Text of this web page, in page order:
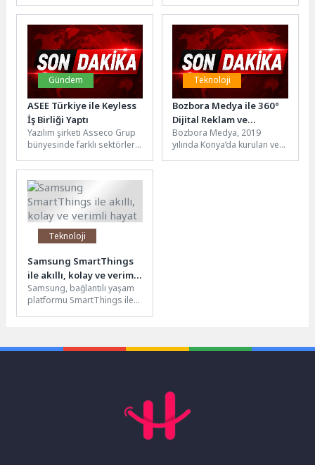
Başkanı Prof. Dr. Tayfun
Uzbay...
süre önce Ege Hazır...
Gündem
ASEE Türkiye ile Keyless
İş Birliği Yaptı
Yazılım şirketi Asseco Grup
bünyesinde farklı sektörlere
derece sahtekarlık önleme
üzerine...
Teknoloji
Bozbora Medya ile 360°
Dijital Reklam ve
Prodüksiyon Hizmetleri
Bozbora Medya, 2019
yılında Konya’da kurulan ve
Teknoloji
Samsung SmartThings
ile akıllı, kolay ve verimli
hayat
Samsung, bağlantılı yaşam
platformu SmartThings ile